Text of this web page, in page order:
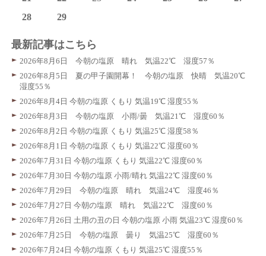
28
29
最新記事はこちら
2026年8月6日 今朝の塩原 晴れ 気温22℃ 湿度57％
2026年8月5日 夏の甲子園開幕！ 今朝の塩原 快晴 気温20℃
湿度55％
2026年8月4日 今朝の塩原 くもり 気温19℃ 湿度55％
2026年8月3日 今朝の塩原 小雨/曇 気温21℃ 湿度60％
2026年8月2日 今朝の塩原 くもり 気温25℃ 湿度58％
2026年8月1日 今朝の塩原 くもり 気温22℃ 湿度60％
2026年7月31日 今朝の塩原 くもり 気温22℃ 湿度60％
2026年7月30日 今朝の塩原 小雨/晴れ 気温22℃ 湿度60％
2026年7月29日 今朝の塩原 晴れ 気温24℃ 湿度46％
2026年7月27日 今朝の塩原 晴れ 気温22℃ 湿度60％
2026年7月26日 土用の丑の日 今朝の塩原 小雨 気温23℃ 湿度60％
2026年7月25日 今朝の塩原 曇り 気温25℃ 湿度60％
2026年7月24日 今朝の塩原 くもり 気温25℃ 湿度55％